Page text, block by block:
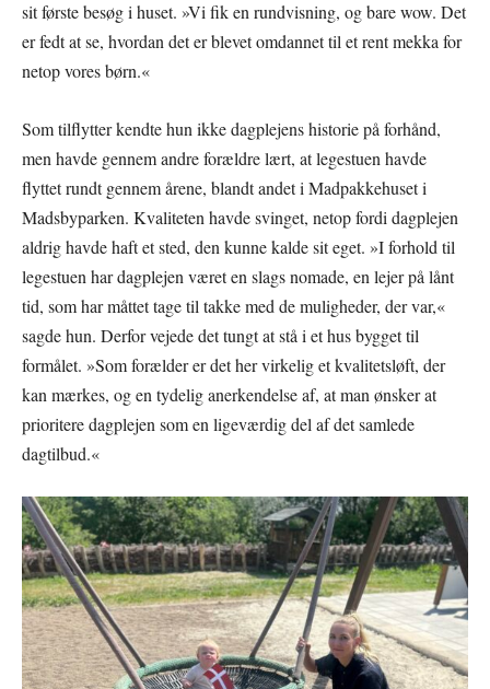
sit første besøg i huset. »Vi fik en rundvisning, og bare wow. Det
er fedt at se, hvordan det er blevet omdannet til et rent mekka for
netop vores børn.«
Som tilflytter kendte hun ikke dagplejens historie på forhånd,
men havde gennem andre forældre lært, at legestuen havde
flyttet rundt gennem årene, blandt andet i Madpakkehuset i
Madsbyparken. Kvaliteten havde svinget, netop fordi dagplejen
aldrig havde haft et sted, den kunne kalde sit eget. »I forhold til
legestuen har dagplejen været en slags nomade, en lejer på lånt
tid, som har måttet tage til takke med de muligheder, der var,«
sagde hun. Derfor vejede det tungt at stå i et hus bygget til
formålet. »Som forælder er det her virkelig et kvalitetsløft, der
kan mærkes, og en tydelig anerkendelse af, at man ønsker at
prioritere dagplejen som en ligeværdig del af det samlede
dagtilbud.«